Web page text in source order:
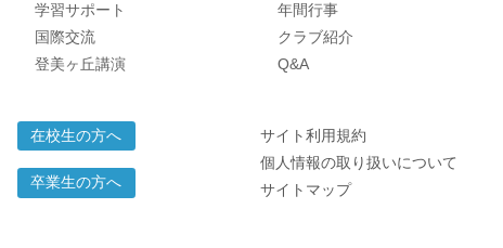
学習サポート
国際交流
登美ヶ丘講演
年間行事
クラブ紹介
Q&A
在校生の方へ
卒業生の方へ
サイト利用規約
個人情報の取り扱いについて
サイトマップ